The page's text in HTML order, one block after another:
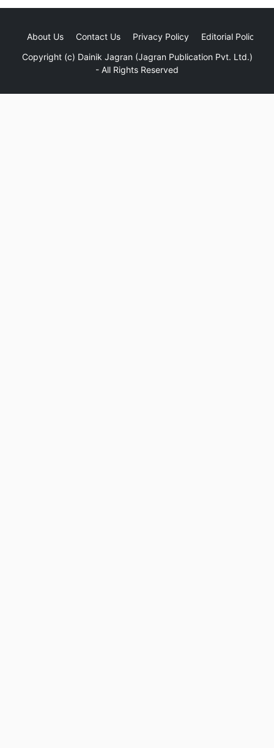
About Us Contact Us Privacy Policy
Editorial Policy
Copyright (c) Dainik Jagran (Jagran Publication Pvt. Ltd.)
- All Rights Reserved